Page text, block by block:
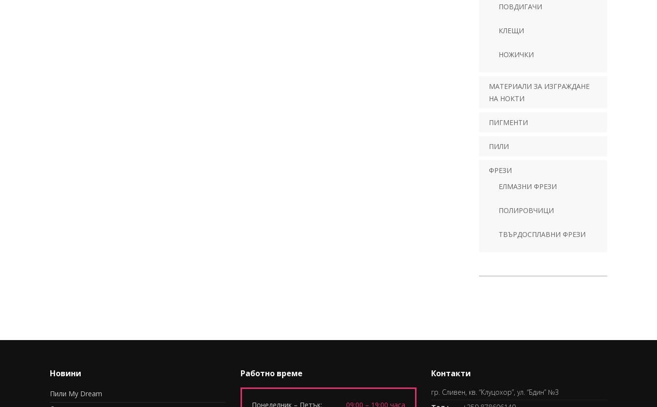
ПОВДИГАЧИ
КЛЕЩИ
НОЖИЧКИ
МАТЕРИАЛИ ЗА ИЗГРАЖДАНЕ
НА НОКТИ
ПИГМЕНТИ
ПИЛИ
ФРЕЗИ
ЕЛМАЗНИ ФРЕЗИ
ПОЛИРОВЧИЦИ
ТВЪРДОСПЛАВНИ ФРЕЗИ
Новини
Пили My Dream
Работно време
Понеделник – Петък: 09:00 – 19:00 часа
Контакти
гр. Сливен, кв. “Клуцохор”, ул. “Бдин” №3